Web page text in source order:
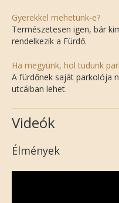
Gyerekkel mehetünk-e?
Természetesen igen, bár
rendelkezik a Fürdő.
Ha megyünk, hol tudunk
A fürdőnek saját parkolója
utcáiban lehet.
Videók
Élmények